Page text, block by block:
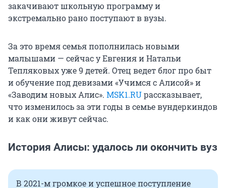
закачивают школьную программу и
экстремально рано поступают в вузы.
За это время семья пополнилась новыми
малышами — сейчас у Евгения и Натальи
Тепляковых уже 9 детей. Отец ведет блог про быт
и обучение под девизами «Учимся с Алисой» и
«Заводим новых Алис». MSK1.RUрассказывает,
что изменилось за эти годы в семье вундеркиндов
и как они живут сейчас.
История Алисы: удалось ли окончить вуз
В 2021-м громкое и успешное поступление